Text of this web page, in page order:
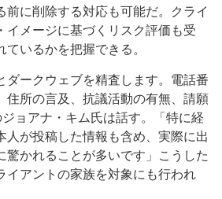
前に削除する対応も可能だ。クライ
イメージに基づくリスク評価も受
いるかを把握できる。
ークウェブを精査します。電話番
住所の言及、抗議活動の有無、請願
ョアナ・キム氏は話す。「特に経
人が投稿した情報も含め、実際に出
驚かれることが多いです」こうした
イアントの家族を対象にも行われ